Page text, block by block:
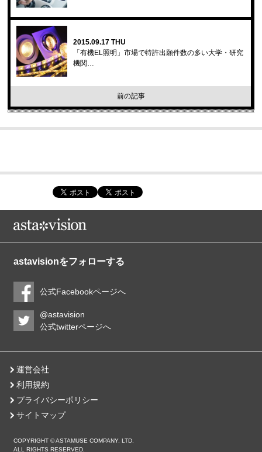
2015.09.17 THU
「有機EL照明」市場で特許出願件数の多い大学・研究
機関…
前の記事
astavisionをフォローする
公式Facebookページへ
@astavision
公式twitterページへ
運営会社
利用規約
プライバシーポリシー
サイトマップ
COPYRIGHT © ASTAMUSE COMPANY, LTD.
ALL RIGHTS RESERVED.